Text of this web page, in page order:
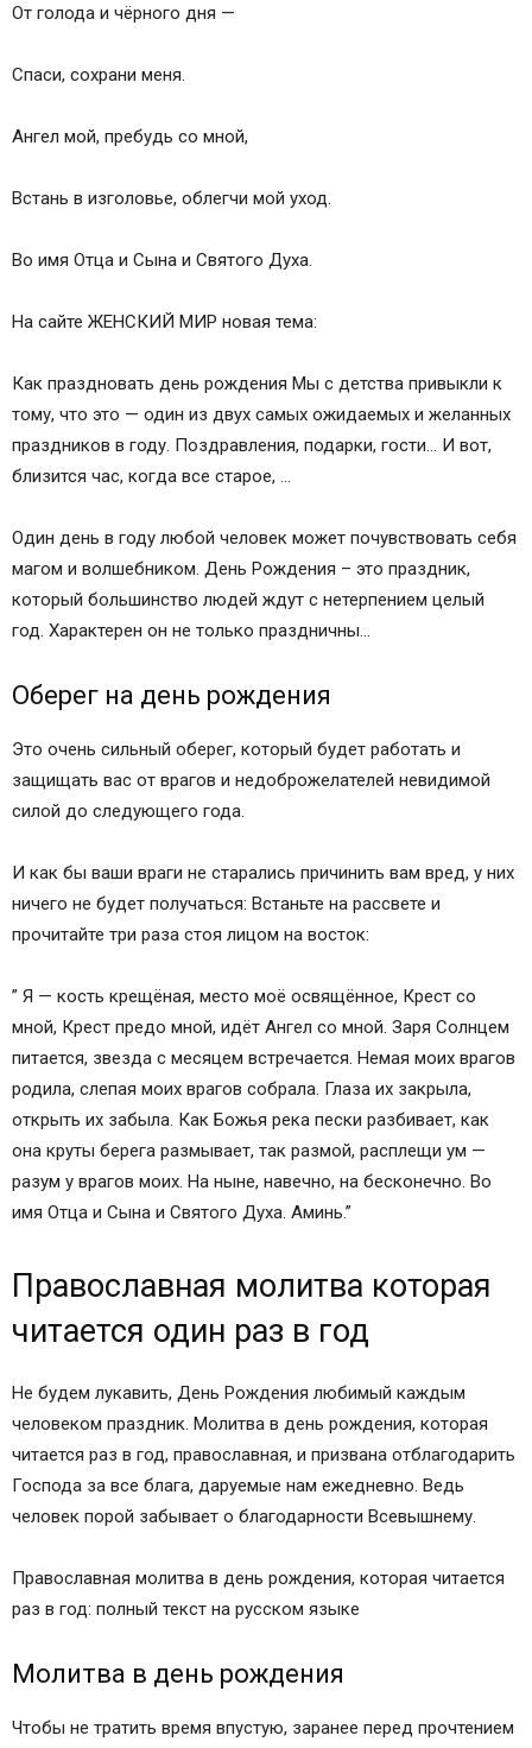
От голода и чёрного дня —
Спаси, сохрани меня.
Ангел мой, пребудь со мной,
Встань в изголовье, облегчи мой уход.
Во имя Отца и Сына и Святого Духа.
На сайте ЖЕНСКИЙ МИР новая тема:
Как праздновать день рождения Мы с детства привыкли к
тому, что это — один из двух самых ожидаемых и желанных
праздников в году. Поздравления, подарки, гости… И вот,
близится час, когда все старое, …
Один день в году любой человек может почувствовать себя
магом и волшебником. День Рождения – это праздник,
который большинство людей ждут с нетерпением целый
год. Характерен он не только праздничны…
Оберег на день рождения
Это очень сильный оберег, который будет работать и
защищать вас от врагов и недоброжелателей невидимой
силой до следующего года.
И как бы ваши враги не старались причинить вам вред, у них
ничего не будет получаться: Встаньте на рассвете и
прочитайте три раза стоя лицом на восток:
” Я — кость крещёная, место моё освящённое, Крест со
мной, Крест предо мной, идёт Ангел со мной. Заря Солнцем
питается, звезда с месяцем встречается. Немая моих врагов
родила, слепая моих врагов собрала. Глаза их закрыла,
открыть их забыла. Как Божья река пески разбивает, как
она круты берега размывает, так размой, расплещи ум —
разум у врагов моих. На ныне, навечно, на бесконечно. Во
имя Отца и Сына и Святого Духа. Аминь.”
Православная молитва которая
читается один раз в год
Не будем лукавить, День Рождения любимый каждым
человеком праздник. Молитва в день рождения, которая
читается раз в год, православная, и призвана отблагодарить
Господа за все блага, даруемые нам ежедневно. Ведь
человек порой забывает о благодарности Всевышнему.
Православная молитва в день рождения, которая читается
раз в год: полный текст на русском языке
Молитва в день рождения
Чтобы не тратить время впустую, заранее перед прочтением